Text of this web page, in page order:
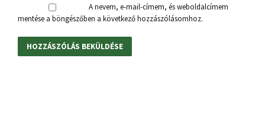
A nevem, e-mail-címem, és weboldalcímem
mentése a böngészőben a következő hozzászólásomhoz.